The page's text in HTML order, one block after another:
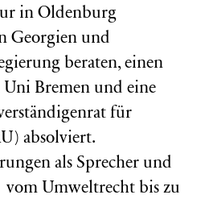
in Oldenburg
Georgien und
beraten, einen
Bremen und eine
für
) absolviert.
als Sprecher und
vom Umweltrecht bis zu